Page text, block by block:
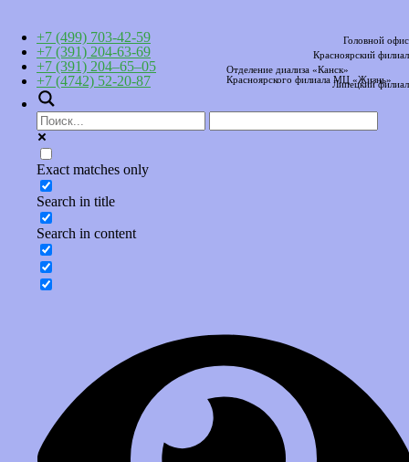
+7 (499) 703-42-59 Головной офис
+7 (391) 204-63-69 Красноярский филиал
+7 (391) 204–65–05
Отделение диализа «Канск»
Красноярского филиала МЦ «Жизнь»
+7 (4742) 52-20-87 Липецкий филиал
Exact matches only
Search in title
Search in content